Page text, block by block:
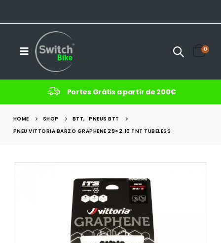
0
Portes Grátis a partir de 200€
HOME SHOP BTT,
PNEUS BTT
PNEU VITTORIA BARZO GRAPHENE 29×2.10 TNT TUBELESS